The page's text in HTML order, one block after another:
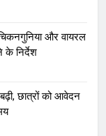
और वायरल
के निर्देश
छात्रों को आवेदन